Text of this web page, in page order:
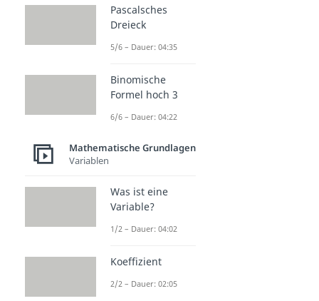
Pascalsches
Dreieck
5/6 – Dauer: 04:35
Binomische
Formel hoch 3
6/6 – Dauer: 04:22
Mathematische Grundlagen
Variablen
Was ist eine
Variable?
1/2 – Dauer: 04:02
Koeffizient
2/2 – Dauer: 02:05